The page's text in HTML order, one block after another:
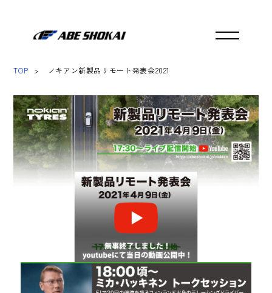
TOP ノキアン新製品リモート発表会2021